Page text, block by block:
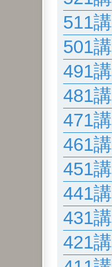
511講
501講
491講
481講
471講
461講
451講
441講
431講
421講